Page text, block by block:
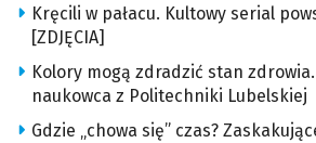
Kręcili w pałacu. Kultowy serial
[ZDJĘCIA]
Kolory mogą zdradzić stan
naukowca z Politechniki Lubelskiej
Gdzie „chowa się” czas?